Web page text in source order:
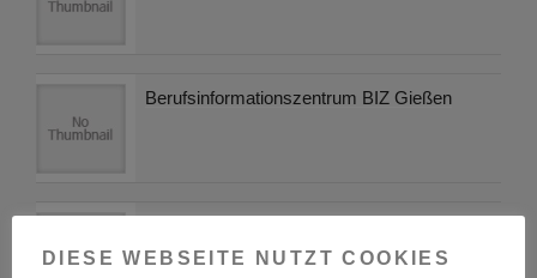
Berufsinformationszentrum BIZ Gießen
DIESE WEBSEITE NUTZT COOKIES